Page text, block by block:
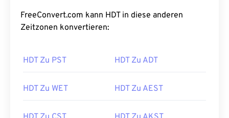
FreeConvert.com kann HDT in diese anderen
Zeitzonen konvertieren:
HDT Zu PST HDT Zu ADT
HDT Zu WET HDT Zu AEST